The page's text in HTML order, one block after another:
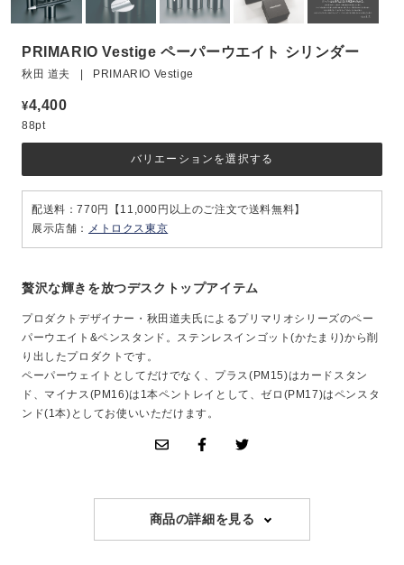
PRIMARIO Vestige ペーパーウエイト シリンダー
秋田 道夫 | PRIMARIO Vestige
¥4,400
88pt
贅沢な輝きを放つデスクトップアイテム
プロダクトデザイナー・秋田道夫氏によるプリマリオシリーズのペー
パーウエイト&ペンスタンド。ステンレスインゴット(かたまり)から削
り出したプロダクトです。
ペーパーウェイトとしてだけでなく、プラス(PM15)はカードスタン
ド、マイナス(PM16)は1本ペントレイとして、ゼロ(PM17)はペンスタ
ンド(1本)としてお使いいただけます。
バリエーションを選択する
配送料：770円【11,000円以上のご注文で送料無料】
展示店舗： メトロクス東京
商品の詳細を見る